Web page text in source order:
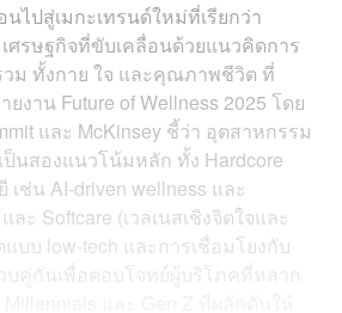
ไปสู่เมกะเทรนด์ใหม่ที่เรียกว่า
เศรษฐกิจที่ขับเคลื่อนด้วยแนวคิดการ
ม ทั้งกาย ใจ และคุณภาพชีวิต ที่
ยงาน Future of Wellness 2025 โดย
และ McKinsey ชี้ว่า อุตสาหกรรม
ป็นสองแนวโน้มหลัก ทั้ง Hardcore
เช่น AI-driven wellness และ
ละ Softcare (เวลเนสเชิงจิตใจและ
บบ low-tech และการเชื่อมโยงกับ
คู่กันเพื่อตอบโจทย์ผู้บริโภคที่หลาก